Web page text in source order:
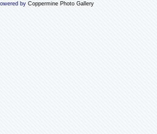
by Coppermine Photo Gallery